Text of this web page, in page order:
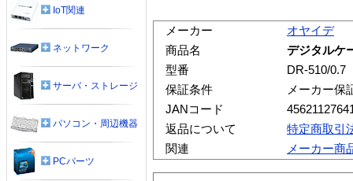
メーカー
オヤイデ
商品名
デジタルケ
型番
DR-510/0.7
保証条件
メーカー保
JANコード
返品について
特定商取引
関連
メーカー商
IoT関連
ネットワーク
サーバ・ストレージ
パソコン・周辺機器
PCパーツ